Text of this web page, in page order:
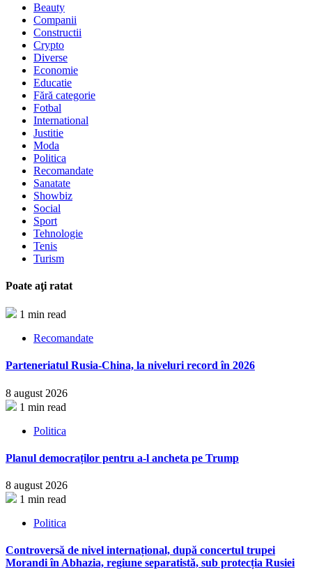
Beauty
Companii
Constructii
Crypto
Diverse
Economie
Educatie
Fără categorie
Fotbal
International
Justitie
Moda
Politica
Recomandate
Sanatate
Showbiz
Social
Sport
Tehnologie
Tenis
Turism
Poate aţi ratat
1 min read
Recomandate
Parteneriatul Rusia-China, la niveluri record în 2026
8 august 2026
1 min read
Politica
Planul democraților pentru a-l ancheta pe Trump
8 august 2026
1 min read
Politica
Controversă de nivel internațional, după concertul trupei
Morandi în Abhazia, regiune separatistă, sub protecția Rusiei